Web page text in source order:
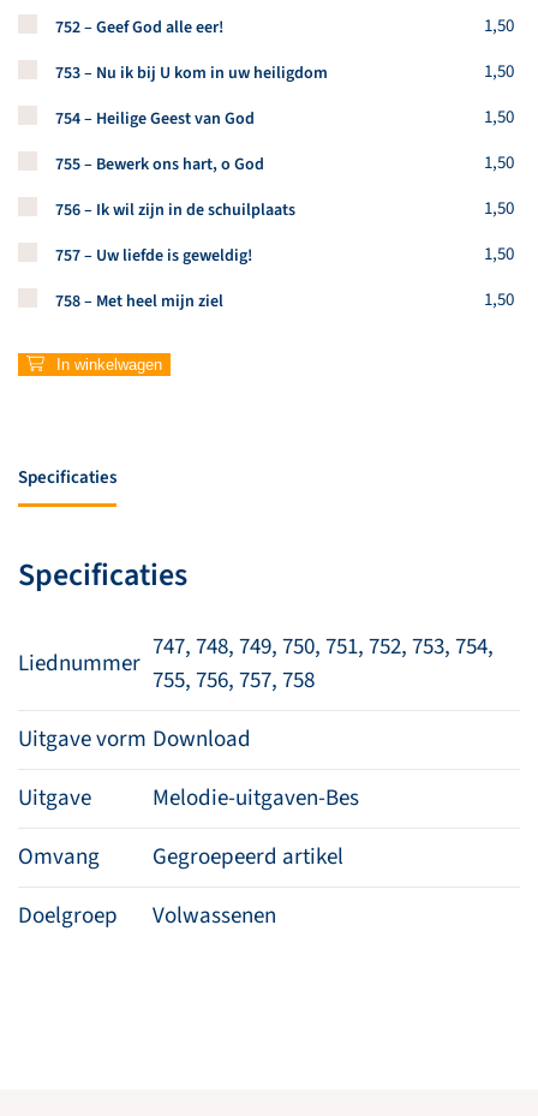
Koop een stuk van dit artikel
752 – Geef God alle eer!
1,50
Koop een stuk van dit artikel
753 – Nu ik bij U kom in uw heiligdom
1,50
Koop een stuk van dit artikel
754 – Heilige Geest van God
1,50
Koop een stuk van dit artikel
755 – Bewerk ons hart, o God
1,50
Koop een stuk van dit artikel
756 – Ik wil zijn in de schuilplaats
1,50
Koop een stuk van dit artikel
757 – Uw liefde is geweldig!
1,50
Koop een stuk van dit artikel
758 – Met heel mijn ziel 1,50
In winkelwagen
Specificaties
Specificaties
Liednummer
747, 748, 749, 750, 751, 752, 753, 754,
755, 756, 757, 758
Uitgave vorm Download
Uitgave
Melodie-uitgaven-Bes
Omvang
Gegroepeerd artikel
Doelgroep
Volwassenen